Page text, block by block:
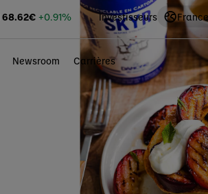
Newsroom Carrières
68.62€ +0.91% Investisseurs